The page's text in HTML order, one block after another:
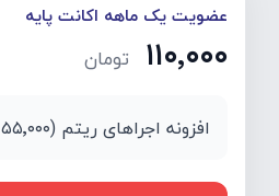
عضویت یک ماهه اکانت پایه
۱۱۰٬۰۰۰ تومان
افزونه اجراهای ریتم (۵۵٬۰۰۰